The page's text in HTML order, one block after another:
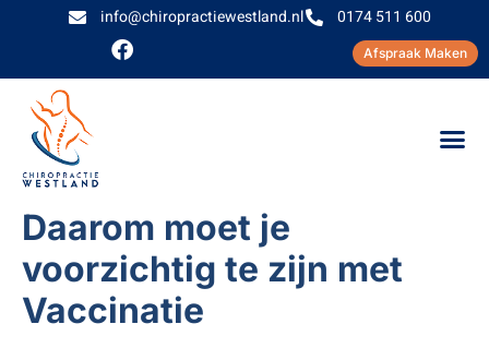
info@chiropractiewestland.nl 0174 511 600
Afspraak Maken
Daarom moet je
voorzichtig te zijn met
Vaccinatie